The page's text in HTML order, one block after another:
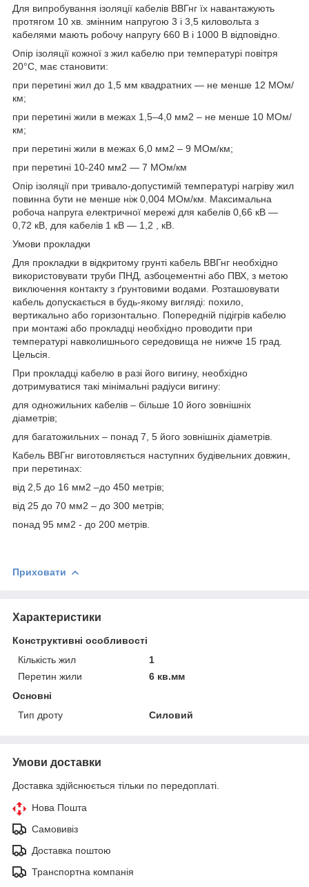
Для випробування ізоляції кабелів ВВГнг їх навантажують
протягом 10 хв. змінним напругою 3 і 3,5 киловольта з
кабелями мають робочу напругу 660 В і 1000 В відповідно.
Опір ізоляції кожної з жил кабелю при температурі повітря
20°С, має становити:
при перетині жил до 1,5 мм квадратних — не менше 12 МОм/
км;
при перетині жили в межах 1,5–4,0 мм2 – не менше 10 МОм/
км;
при перетині жили в межах 6,0 мм2 – 9 МОм/км;
при перетині 10-240 мм2 — 7 МОм/км
Опір ізоляції при тривало-допустимій температурі нагріву жил
повинна бути не менше ніж 0,004 МОм/км. Максимальна
робоча напруга електричної мережі для кабелів 0,66 кВ —
0,72 кВ, для кабелів 1 кВ — 1,2 , кВ.
Умови прокладки
Для прокладки в відкритому грунті кабель ВВГнг необхідно
використовувати труби ПНД, азбоцементні або ПВХ, з метою
виключення контакту з ґрунтовими водами. Розташовувати
кабель допускається в будь-якому вигляді: похило,
вертикально або горизонтально. Попередній підігрів кабелю
при монтажі або прокладці необхідно проводити при
температурі навколишнього середовища не нижче 15 град.
Цельсія.
При прокладці кабелю в разі його вигину, необхідно
дотримуватися такі мінімальні радіуси вигину:
для одножильних кабелів – більше 10 його зовнішніх
діаметрів;
для багатожильних – понад 7, 5 його зовнішніх діаметрів.
Кабель ВВГнг виготовляється наступних будівельних довжин,
при перетинах:
від 2,5 до 16 мм2 –до 450 метрів;
від 25 до 70 мм2 – до 300 метрів;
понад 95 мм2 - до 200 метрів.
Приховати
Характеристики
Конструктивні особливості
Кількість жил
1
Перетин жили
6 кв.мм
Основні
Тип дроту
Силовий
Умови доставки
Доставка здійснюється тільки по передоплаті.
Нова Пошта
Самовивіз
Доставка поштою
Транспортна компанія